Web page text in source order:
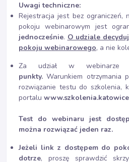
Uwagi techniczne:
Rejestracja jest bez ograniczeń,
pokoju webinarowym jest
jednocześnie. O udziale
pokoju webinarowego, a nie
Za udział w webinarze
punkty. Warunkiem otrzymania
rozwiązanie testu do szkolenia,
portalu
Test do webinaru jest
można rozwiązać jeden raz.
Jeżeli link z dostępem do
dotrze, proszę sprawdzić